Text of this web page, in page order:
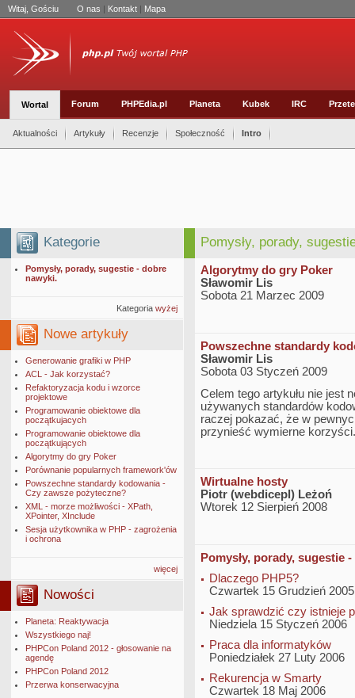
Witaj, Gościu O nas | Kontakt | Mapa
Wortal Forum PHPEdia.pl Planeta Kubek IRC
Aktualności Artykuły Recenzje Społeczność Intro
Kategorie
Pomysły, porady, sugestie - dobre
nawyki.
Kategoria wyżej
Nowe artykuły
Generowanie grafiki w PHP
ACL - Jak korzystać?
Refaktoryzacja kodu i wzorce
projektowe
Programowanie obiektowe dla
początkujacych
Programowanie obiektowe dla
początkujących
Algorytmy do gry Poker
Porównanie popularnych framework'ów
Powszechne standardy kodowania -
Czy zawsze pożyteczne?
XML - morze możliwości - XPath,
XPointer, XInclude
Sesja użytkownika w PHP - zagrożenia
i ochrona
więcej
Nowości
Planeta: Reaktywacja
Wszystkiego naj!
PHPCon Poland 2012 - głosowanie na
agendę
PHPCon Poland 2012
Przerwa konserwacyjna
Pomysły, porady,
Algorytmy do gry Poker
Sławomir Lis
Sobota 21 Marzec 2009
Powszechne standardy
Sławomir Lis
Sobota 03 Styczeń 2009
Celem tego artykułu nie jest
używanych standardów
raczej pokazać, że w
przynieść wymierne korzyści.
Wirtualne hosty
Piotr (webdicepl) Leżoń
Wtorek 12 Sierpień 2008
Pomysły, porady, sugestie
Dlaczego PHP5?
Czwartek 15 Grudzień 2005
Jak sprawdzić czy istnieje
Niedziela 15 Styczeń 2006
Praca dla informatyków
Poniedziałek 27 Luty 2006
Rekurencja w Smarty
Czwartek 18 Maj 2006